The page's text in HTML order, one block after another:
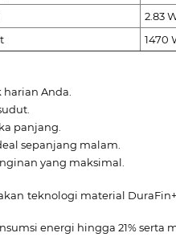
2.83
1470
Anda.
panjang.
sepanjang malam.
yang maksimal.
teknologi material
energi hingga 21% serta